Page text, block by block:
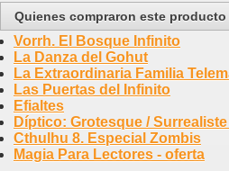
Quienes compraron este
Vorrh. El Bosque Infinito
La Danza del Gohut
La Extraordinaria Familia
Las Puertas del Infinito
Efialtes
Díptico: Grotesque /
Cthulhu 8. Especial Zombis
Magia Para Lectores - oferta